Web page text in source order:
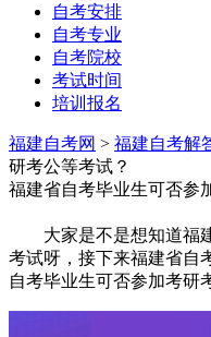
自考安排
自考专业
自考院校
考试时间
培训报名
福建自考网 > 福建自考解
研考公等考试？
福建省自考毕业生可否参
大家是不是想知道福建
考试呀，接下来福建省自
自考毕业生可否参加考研